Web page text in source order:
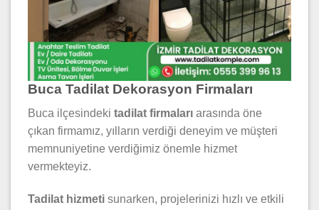
Buca Tadilat Dekorasyon Firmaları
Buca ilçesindeki tadilat firmaları arasında öne
çıkan firmamız, yılların verdiği deneyim ve müşteri
memnuniyetine verdiğimiz önemle hizmet
vermekteyiz.
Tadilat hizmeti sunarken, projelerinizi hızlı ve etkili